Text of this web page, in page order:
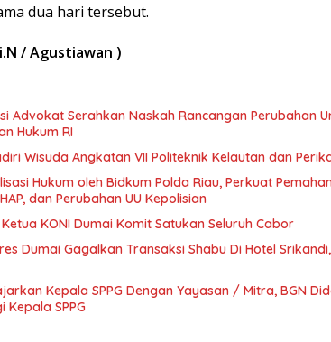
dua hari tersebut.
/ Agustiawan )
Advokat Serahkan Naskah Rancangan Perubahan
Hukum RI
Wisuda Angkatan VII Politeknik Kelautan dan
Hukum oleh Bidkum Polda Riau, Perkuat
dan Perubahan UU Kepolisian
KONI Dumai Komit Satukan Seluruh Cabor
Dumai Gagalkan Transaksi Shabu Di Hotel
Kepala SPPG Dengan Yayasan / Mitra, BGN
Kepala SPPG